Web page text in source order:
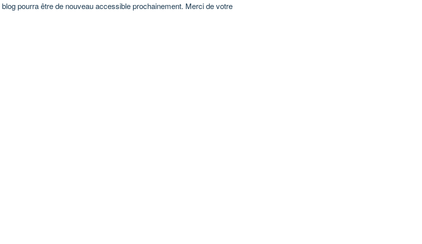
pourra être de nouveau accessible prochainement. Merci de votre